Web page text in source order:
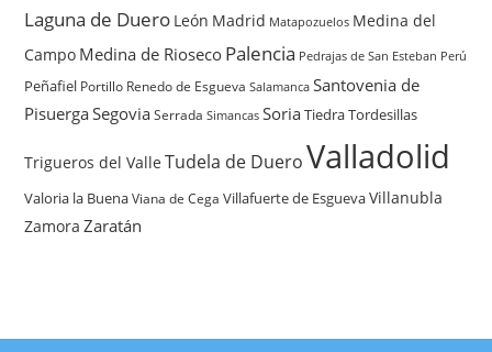
Laguna de Duero León Madrid Matapozuelos Medina del
Campo Medina de Rioseco Palencia Pedrajas de San Esteban Perú
Peñafiel Portillo Renedo de Esgueva Salamanca Santovenia de
PisuergaSegovia Serrada Simancas SoriaTiedraTordesillas
Trigueros del Valle Tudela de Duero Valladolid
Valoria la Buena Viana de Cega Villafuerte de EsguevaVillanubla
Zamora Zaratán